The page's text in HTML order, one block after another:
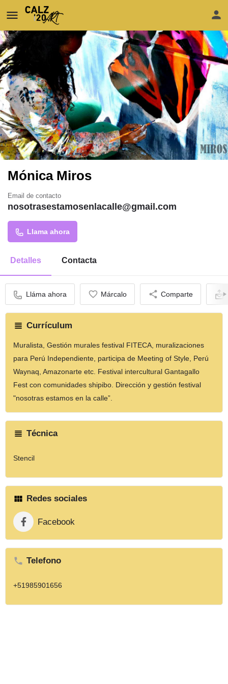
Mónica Miros
Email de contacto
nosotrasestamosenlacalle@gmail.com
Llama ahora
Detalles Contacta
Lláma ahora Márcalo Comparte
Currículum
Muralista, Gestión murales festival FITECA, muralizaciones
para Perú Independiente, participa de Meeting of Style, Perú
Waynaq, Amazonarte etc. Festival intercultural Gantagallo
Fest con comunidades shipibo. Dirección y gestión festival
"nosotras estamos en la calle”.
Técnica
Stencil
Redes sociales
Facebook
Telefono
+51985901656